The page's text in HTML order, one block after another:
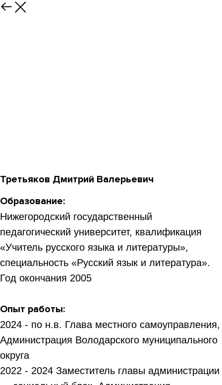
Третьяков Дмитрий Валерьевич
Образование:
Нижегородский государственный
педагогический университет, квалификация
«Учитель русского языка и литературы»,
специальность «Русский язык и литература».
Год окончания 2005
Опыт работы:
2024 - по н.в. Глава местного самоуправления,
Администрация Володарского муниципального
округа
2022 - 2024 Заместитель главы администрации